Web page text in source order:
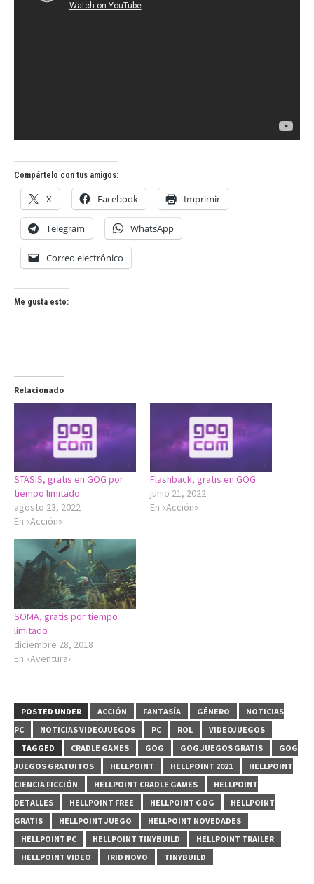
Compártelo con tus amigos:
X Facebook Imprimir
Telegram WhatsApp
Correo electrónico
Me gusta esto:
Relacionado
STASIS, gratis en GOG por
tiempo limitado
agosto 23, 2022
En «Acción»
Flashback, gratis en GOG
junio 21, 2022
En «Acción»
SOMA, gratis por tiempo
limitado
diciembre 28, 2018
En «Aventura»
POSTED UNDER ACCIÓN FANTASÍA GÉNERO
NOTICIAS
PC
NOTICIAS VIDEOJUEGOS PC ROL
VIDEOJUEGOS
TAGGED
CRADLE GAMES GOG GOG JUEGOS GRATIS
GOG
JUEGOS GRATUITOS
HELLPOINT HELLPOINT 2021
HELLPOINT
CIENCIA FICCIÓN
HELLPOINT CRADLE GAMES
HELLPOINT
DETALLES
HELLPOINT FREE HELLPOINT GOG
HELLPOINT
GRATIS
HELLPOINT JUEGO
HELLPOINT NOVEDADES
HELLPOINT PC
HELLPOINT TINYBUILD
HELLPOINT TRAILER
HELLPOINT VIDEO
IRID NOVO TINYBUILD